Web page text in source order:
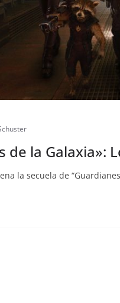
de la Galaxia»:
la secuela de